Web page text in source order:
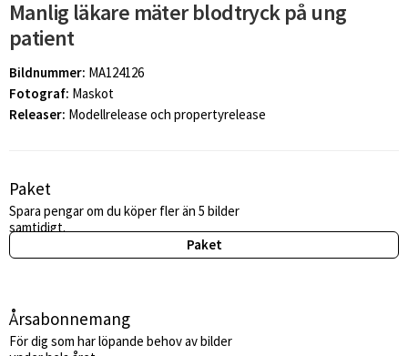
Manlig läkare mäter blodtryck på ung
patient
Bildnummer: MA124126
Fotograf: Maskot
Releaser: Modellrelease och propertyrelease
Paket
Spara pengar om du köper fler än 5 bilder
samtidigt.
Paket
Årsabonnemang
För dig som har löpande behov av bilder